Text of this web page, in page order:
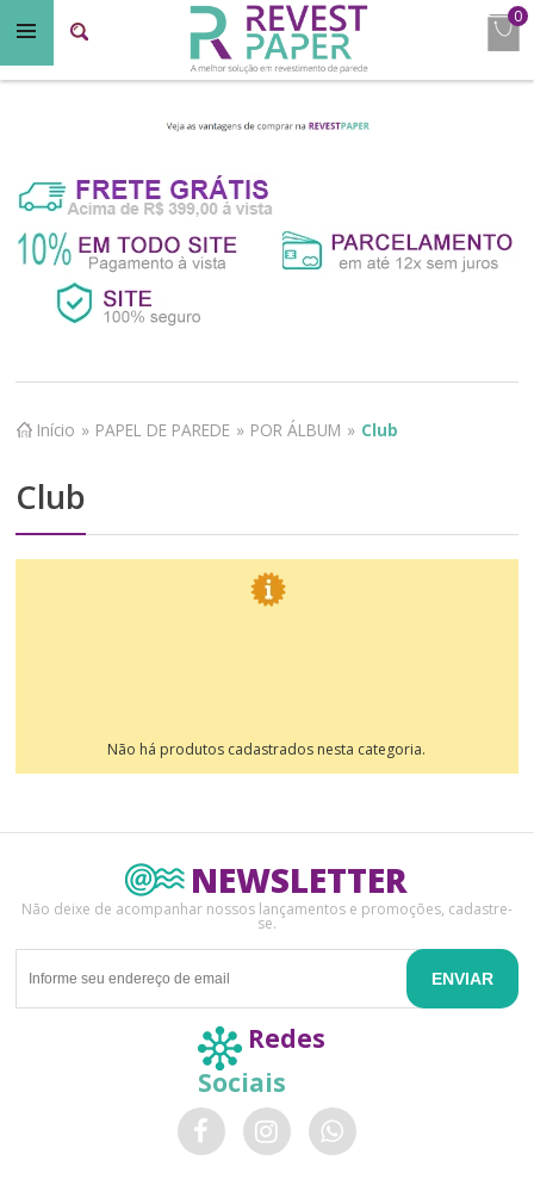
0
Início » PAPEL DE PAREDE » POR ÁLBUM » Club
Club
Não há produtos cadastrados nesta categoria.
NEWSLETTER
Não deixe de acompanhar nossos lançamentos e promoções, cadastre-
se.
ENVIAR
Redes
Sociais